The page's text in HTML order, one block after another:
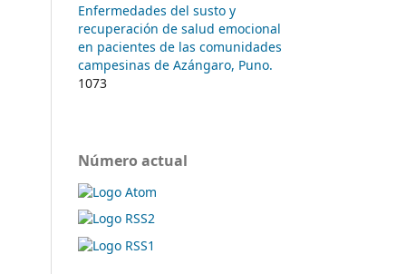
Enfermedades del susto y
recuperación de salud emocional
en pacientes de las comunidades
campesinas de Azángaro, Puno.
1073
Número actual